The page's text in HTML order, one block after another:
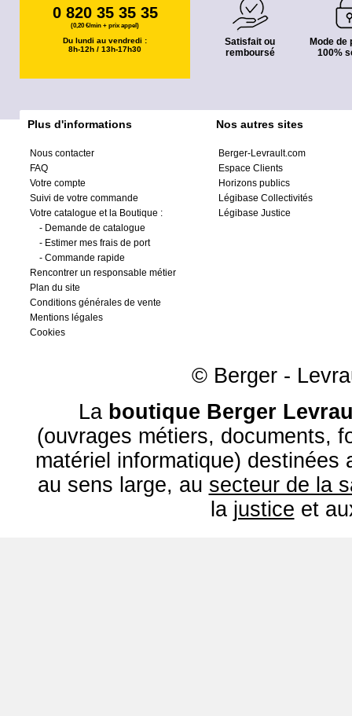
0 820 35 35 35
(0,20 €/min + prix appel)
Du lundi au vendredi :
8h-12h / 13h-17h30
Satisfait ou
remboursé
Mode de
100%
Plus d'informations
Nous contacter
FAQ
Votre compte
Suivi de votre commande
Votre catalogue et la Boutique :
- Demande de catalogue
- Estimer mes frais de port
- Commande rapide
Rencontrer un responsable métier
Plan du site
Conditions générales de vente
Mentions légales
Cookies
Nos autres sites
Berger-Levrault.com
Espace Clients
Horizons publics
Légibase Collectivités
Légibase Justice
© Berger -
La boutique Berger
(ouvrages métiers, documents,
matériel informatique) destinées
au sens large, au secteur de la
la justice et